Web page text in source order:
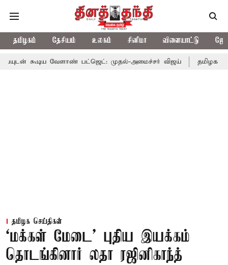
தமிழகம் தேசியம் உலகம் சினிமா விளையாட்டு
வேளாண் பட்ஜெட்: முதல்-அமைச்சர் விஜய் தமிழக அரசியலில்
தமிழக செய்திகள்
‘மக்கள் மேடை’ புதிய இயக்கம்
தொடங்கினார் லதா ரஜினிகாந்த்